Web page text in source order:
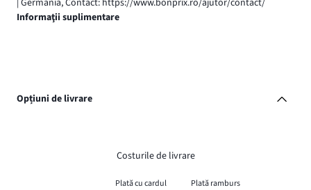
Informaţii suplimentare
Opțiuni de livrare
Costurile de livrare
Plată cu cardul
Plată ramburs